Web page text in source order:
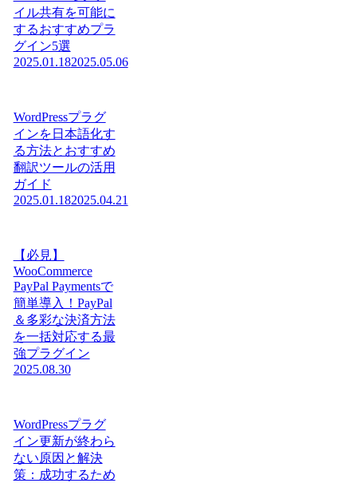
イル共有を可能に
するおすすめプラ
グイン5選
2025.01.182025.05.06
WordPressプラグ
インを日本語化す
る方法とおすすめ
翻訳ツールの活用
ガイド
2025.01.182025.04.21
【必見】
WooCommerce
PayPal Paymentsで
簡単導入！PayPal
＆多彩な決済方法
を一括対応する最
強プラグイン
2025.08.30
WordPressプラグ
イン更新が終わら
ない原因と解決
策：成功するため